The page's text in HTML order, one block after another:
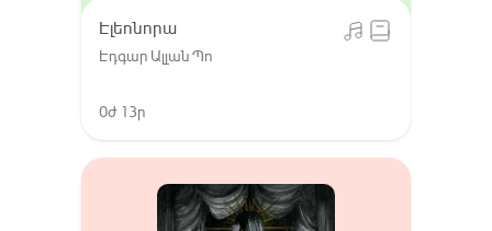
Էլեոնորա
Էդգար Ալլան Պո
0ժ 13ր